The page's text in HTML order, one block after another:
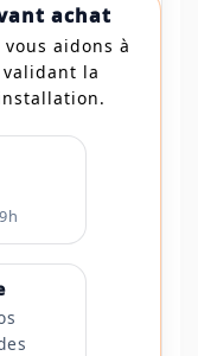
achat
aidons à
la